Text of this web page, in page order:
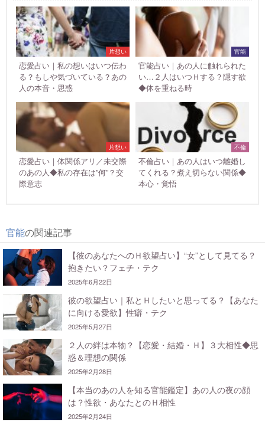
片想い
恋愛占い｜私の想いはいつ伝わ
る？もしや気づいている？あの
人の本音・思惑
官能
官能占い｜あの人に触れられた
い…２人はいつＨする？隠す欲
◆体を重ねる時
片想い
恋愛占い｜体関係アリ／未交際
のあの人◆私の存在は”何”？交
際意志
不倫
不倫占い｜あの人はいつ離婚し
てくれる？煮え切らない関係◆
本心・覚悟
官能の関連記事
【彼のあなたへのＨ欲望占い】“女”として見てる？
抱きたい？フェチ・テク
2025年6月22日
彼の欲望占い｜私とＨしたいと思ってる？【あなた
に向ける愛欲】性癖・テク
2025年5月27日
２人の絆は本物？【恋愛・結婚・Ｈ】３大相性◆思
惑＆理想の関係
2025年2月28日
【本当のあの人を知る官能鑑定】あの人の夜の顔
は？性欲・あなたとのＨ相性
2025年2月24日